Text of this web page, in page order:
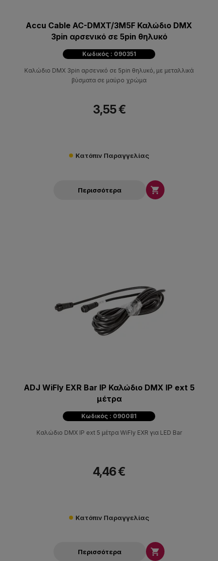
Accu Cable AC-DMXT/3M5F Καλώδιο DMX
3pin αρσενικό σε 5pin θηλυκό
Κωδικός : 090351
Καλώδιο DMX 3pin αρσενικό σε 5pin θηλυκό, με μεταλλικά
βύσματα σε μαύρο χρώμα
3,55 €
Κατόπιν Παραγγελίας
Περισσότερα 
ADJ WiFly EXR Bar IP Καλώδιο DMX IP ext 5
μέτρα
Κωδικός : 090081
Καλώδιο DMX IP ext 5 μέτρα WiFly EXR για LED Bar
4,46 €
Κατόπιν Παραγγελίας
Περισσότερα 